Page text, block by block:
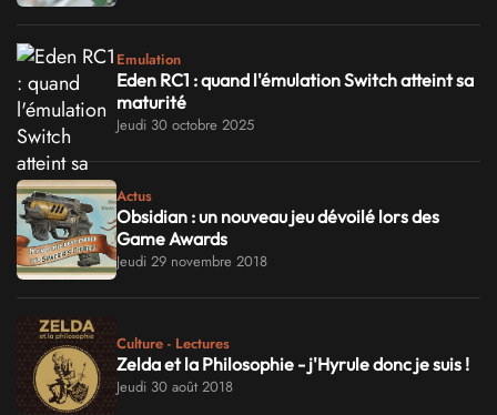
Emulation
Eden RC1 : quand l'émulation Switch atteint sa
maturité
Jeudi 30 octobre 2025
Actus
Obsidian : un nouveau jeu dévoilé lors des
Game Awards
Jeudi 29 novembre 2018
Culture - Lectures
Zelda et la Philosophie - j'Hyrule donc je suis !
Jeudi 30 août 2018